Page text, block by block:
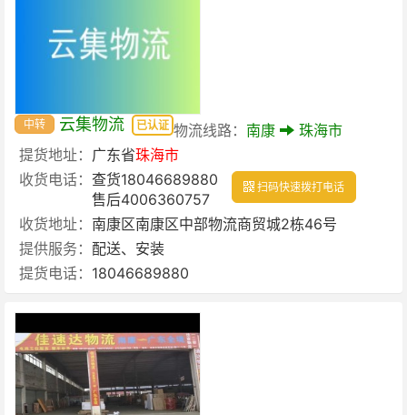
中转 云集物流 已认证 物流线路： 南康
珠海市
提货地址： 广东省珠海市
收货电话： 查货18046689880
售后4006360757
扫码快速拨打电话
收货地址： 南康区南康区中部物流商贸城2栋46号
提供服务： 配送、安装
提货电话： 18046689880